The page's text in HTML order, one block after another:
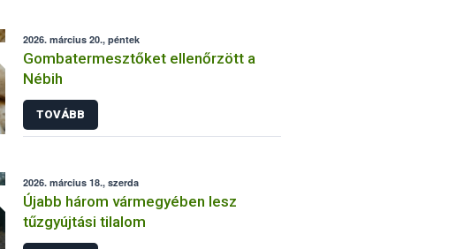
2026. március 20., péntek
Gombatermesztőket ellenőrzött a
Nébih
TOVÁBB
2026. március 18., szerda
Újabb három vármegyében lesz
tűzgyújtási tilalom